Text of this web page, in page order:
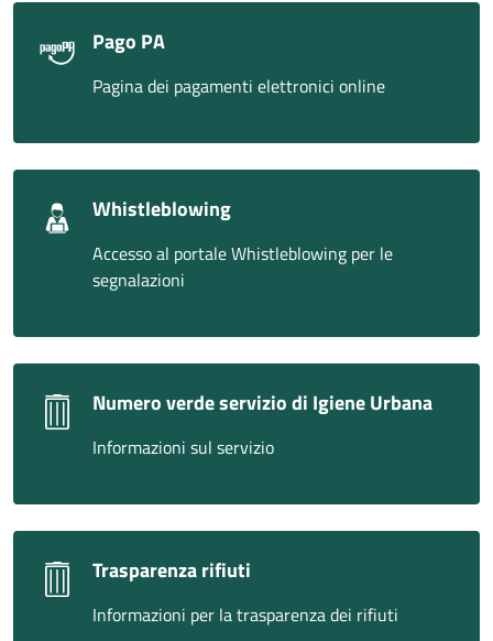
Pago PA
Pagina dei pagamenti elettronici online
Whistleblowing
Accesso al portale Whistleblowing per le
segnalazioni
Numero verde servizio di Igiene Urbana
Informazioni sul servizio
Trasparenza rifiuti
Informazioni per la trasparenza dei rifiuti